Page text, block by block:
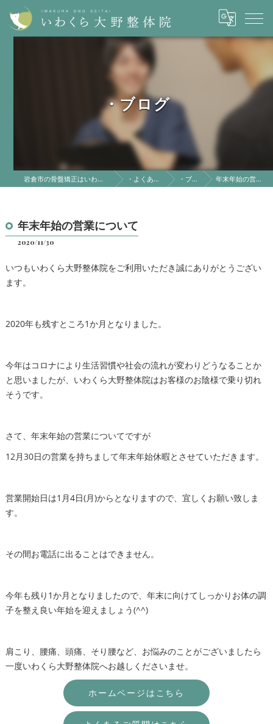
・ブログ
岩倉市の骨盤矯正はいわくら大野整体院 ・よくある質問 ・ブログ 年末年始の営業について
年末年始の営業について
2020/11/30
いつもいわくら大野整体院をご利用いただき誠にありがとうござい
ます。
2020年も残すところ1か月となりました。
今年はコロナにより生活習慣や社会の流れが変わりどうなることか
と思いましたが、いわくら大野整体院はお客様のお陰様で乗り切れ
そうです。
さて、年末年始の営業についてですが
12月30日の営業を持ちまして年末年始休暇とさせていただきます。
営業開始日は1月4日(月)からとなりますので、宜しくお願い致しま
す。
その間お電話に出ることはできません。
今年も残り1か月となりましたので、年末に向けてしっかりお体の調
子を整え良い年始を迎えましょう(^^)
肩こり、腰痛、頭痛、そり腰など、お悩みのことがございましたら
一度いわくら大野整体院へお越しくださいませ。
ホームページはこちら